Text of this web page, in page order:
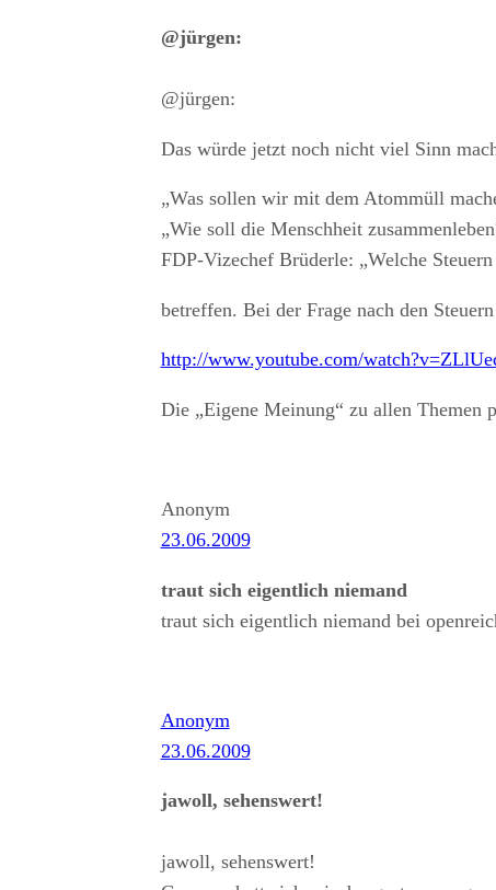
@jürgen:
@jürgen:
Das würde jetzt noch nicht viel Sinn
„Was sollen wir mit dem Atommüll
„Wie soll die Menschheit
FDP-Vizechef Brüderle: „Welche
betreffen. Bei der Frage nach den
http://www.youtube.com/
Die „Eigene Meinung“ zu allen Themen
Anonym
23.06.2009
traut sich eigentlich niemand
traut sich eigentlich niemand bei
Anonym
23.06.2009
jawoll, sehenswert!
jawoll, sehenswert!